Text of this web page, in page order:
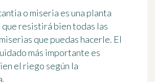
o miseria es una planta
resistirá bien todas las
que puedas hacerle. El
más importante es
el riego según la